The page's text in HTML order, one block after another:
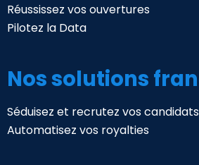
Réussissez vos ouvertures
Pilotez la Data
Nos solutions
Séduisez et recrutez vos candidats
Automatisez vos royalties